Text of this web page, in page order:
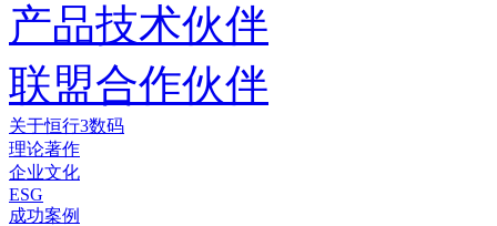
产品技术伙伴
联盟合作伙伴
关于恒行3数码
理论著作
企业文化
ESG
成功案例